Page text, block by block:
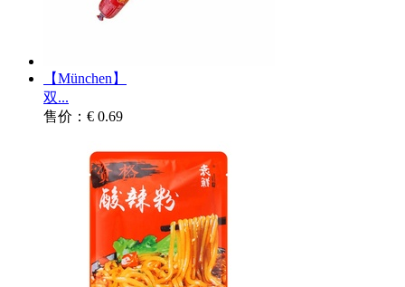
【München】
双...
售价：€ 0.69